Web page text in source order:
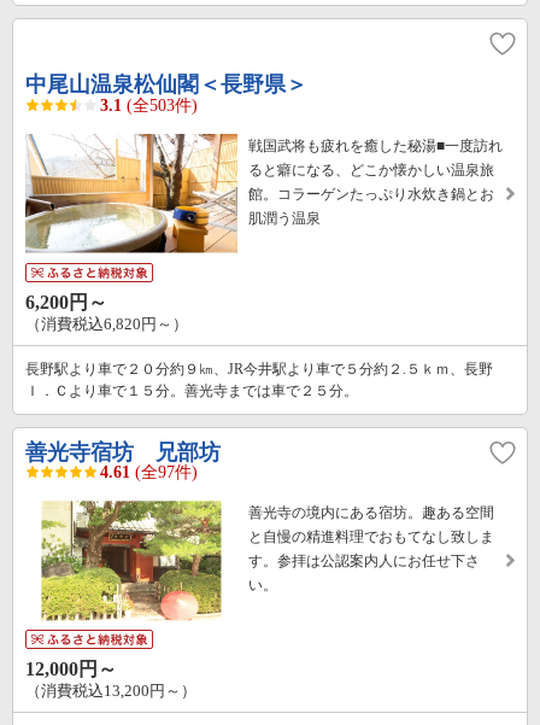
中尾山温泉松仙閣＜長野県＞
3.1 (全503件)
戦国武将も疲れを癒した秘湯■一度訪れ
ると癖になる、どこか懐かしい温泉旅
館。コラーゲンたっぷり水炊き鍋とお
肌潤う温泉
6,200円～
（消費税込6,820円～）
長野駅より車で２０分約９㎞、JR今井駅より車で５分約２.５ｋｍ、長野
Ｉ．Ｃより車で１５分。善光寺までは車で２５分。
善光寺宿坊 兄部坊
4.61 (全97件)
善光寺の境内にある宿坊。趣ある空間
と自慢の精進料理でおもてなし致しま
す。参拝は公認案内人にお任せ下さ
い。
12,000円～
（消費税込13,200円～）